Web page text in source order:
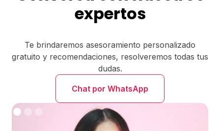
expertos
Te brindaremos asesoramiento personalizado
gratuito y recomendaciones, resolveremos todas tus
dudas.
Chat por WhatsApp